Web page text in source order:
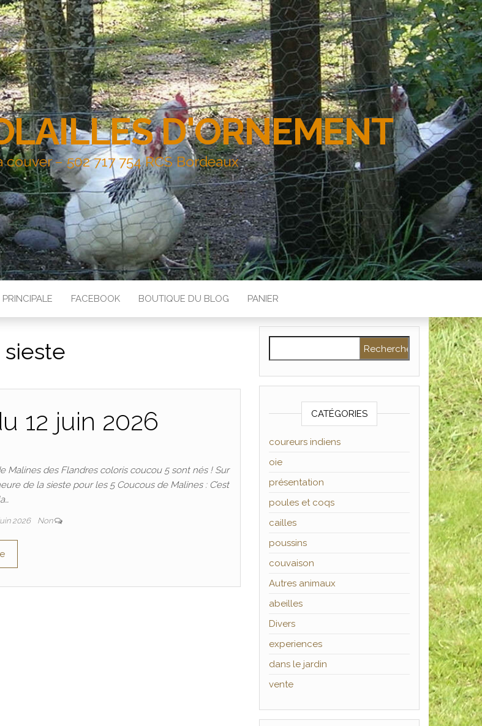
D'ORNEMENT
– 502 717 754 RCS Bordeaux
FACEBOOK BOUTIQUE DU BLOG PANIER
sieste
12 juin 2026
Malines des Flandres coloris coucou 5 sont nés ! Sur
de la sieste pour les 5 Coucous de Malines : C’est
2026 Non
CATÉGORIES
coureurs indiens
oie
présentation
poules et coqs
cailles
poussins
couvaison
Autres animaux
abeilles
Divers
experiences
dans le jardin
vente